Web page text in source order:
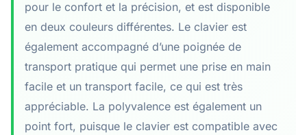
pour le confort et la précision, et est disponible
en deux couleurs différentes. Le clavier est
également accompagné d’une poignée de
transport pratique qui permet une prise en main
facile et un transport facile, ce qui est très
appréciable. La polyvalence est également un
point fort, puisque le clavier est compatible avec